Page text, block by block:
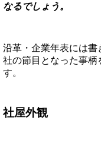
なるでしょう。
沿革・企業年表には
社の節目となった事
す。
社屋外観